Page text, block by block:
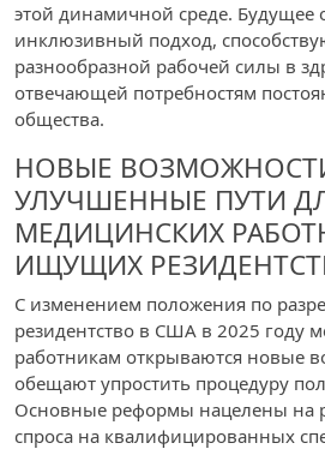
этой динамичной среде. Будущее
инклюзивный подход,
разнообразной рабочей силы в
отвечающей потребностям
общества.
НОВЫЕ
УЛУЧШЕННЫЕ ПУТИ
МЕДИЦИНСКИХ
ИЩУЩИХ
С изменением положения по
резидентство в США в 2025 году
работникам открываются новые
обещают упростить процедуру
Основные реформы нацелены на
спроса на квалифицированных